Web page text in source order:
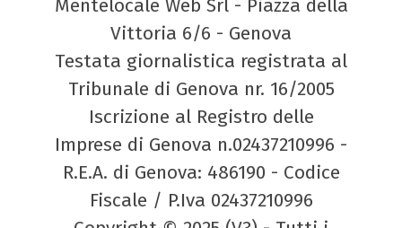
Mentelocale Web Srl - Piazza della
Vittoria 6/6 - Genova
Testata giornalistica registrata al
Tribunale di Genova nr. 16/2005
Iscrizione al Registro delle
Imprese di Genova n.02437210996 -
R.E.A. di Genova: 486190 - Codice
Fiscale / P.Iva 02437210996